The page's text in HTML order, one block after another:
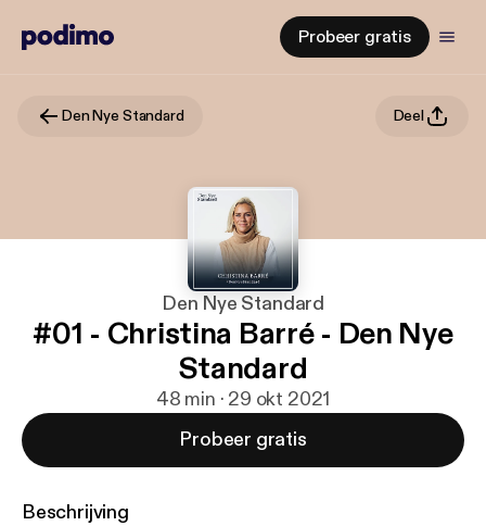
Probeer gratis
Den Nye Standard Deel
Den Nye Standard
#01 - Christina Barré - Den Nye
Standard
48 min · 29 okt 2021
Probeer gratis
Beschrijving